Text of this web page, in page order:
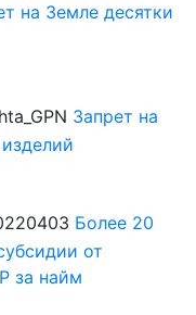
на Земле десятки
Запрет на
Более 20
от
за найм